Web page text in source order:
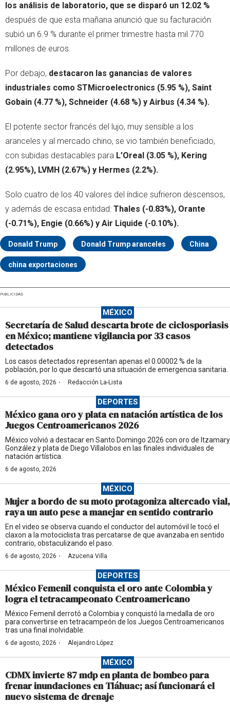
los análisis de laboratorio, que se disparó un 12.02 %
después de que esta mañana anunció que su facturación
subió un 6.9 % durante el primer trimestre hasta mil 770
millones de euros.
Por debajo, destacaron las ganancias de valores
industriales como STMicroelectronics (5.95 %), Saint
Gobain (4.77 %), Schneider (4.68 %) y Airbus (4.34 %).
El potente sector francés del lujo, muy sensible a los
aranceles y al mercado chino, se vio también beneficiado,
con subidas destacables para L’Oreal (3.05 %), Kering
(2.95%), LVMH (2.67%) y Hermes (2.2%).
Solo cuatro de los 40 valores del índice sufrieron descensos,
y además de escasa entidad: Thales (-0.83%), Orante
(-0.71%), Engie (0.66%) y Air Liquide (-0.10%).
Donald Trump Donald Trump aranceles China
china exportaciones
PUBLICIDAD
MÉXICO
Secretaría de Salud descarta brote de ciclosporiasis
en México; mantiene vigilancia por 33 casos
detectados
Los casos detectados representan apenas el 0.00002 % de la
población, por lo que descartó una situación de emergencia sanitaria.
6 de agosto, 2026 · Redacción La-Lista
DEPORTES
México gana oro y plata en natación artística de los
Juegos Centroamericanos 2026
México volvió a destacar en Santo Domingo 2026 con oro de Itzamary
González y plata de Diego Villalobos en las finales individuales de
natación artística.
6 de agosto, 2026
MÉXICO
Mujer a bordo de su moto protagoniza altercado vial,
raya un auto pese a manejar en sentido contrario
En el video se observa cuando el conductor del automóvil le tocó el
claxon a la motociclista tras percatarse de que avanzaba en sentido
contrario, obstaculizando el paso.
6 de agosto, 2026 · Azucena Villa
DEPORTES
México Femenil conquista el oro ante Colombia y
logra el tetracampeonato Centroamericano
México Femenil derrotó a Colombia y conquistó la medalla de oro
para convertirse en tetracampeón de los Juegos Centroamericanos
tras una final inolvidable.
6 de agosto, 2026 · Alejandro López
MÉXICO
CDMX invierte 87 mdp en planta de bombeo para
frenar inundaciones en Tláhuac; así funcionará el
nuevo sistema de drenaje